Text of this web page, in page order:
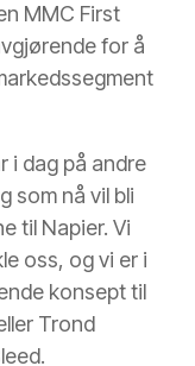
MMC First
for å
i dag på andre
som nå vil bli
til Napier. Vi
oss, og vi er i
konsept til
Trond